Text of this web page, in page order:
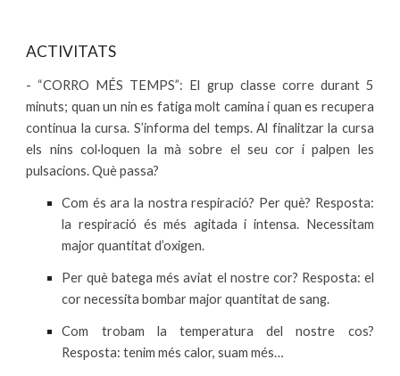
ACTIVITATS
- “CORRO MÉS TEMPS”: El grup classe corre durant 5
minuts; quan un nin es fatiga molt camina i quan es recupera
continua la cursa. S’informa del temps. Al finalitzar la cursa
els nins col·loquen la mà sobre el seu cor i palpen les
pulsacions. Què passa?
Com és ara la nostra respiració? Per què? Resposta:
la respiració és més agitada i intensa. Necessitam
major quantitat d’oxigen.
Per què batega més aviat el nostre cor? Resposta: el
cor necessita bombar major quantitat de sang.
Com trobam la temperatura del nostre cos?
Resposta: tenim més calor, suam més…